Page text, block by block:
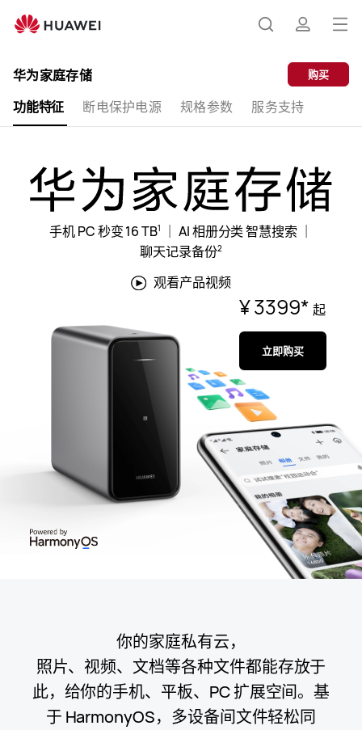
索
介
打
开
菜
华为家庭存储
功能特征
断电保护电源 规格参数 服务支持
购买
手机 PC 秒变 16 TB1 AI 相册分类 智慧搜索
聊天记录备份2
观看产品视频
¥ 3399* 起
立即购买
你的家庭私有云，
照片、视频、文档等各种文件都能存放于
此，给你的手机、平板、PC 扩展空⁠间。 基
于 HarmonyOS，多设备间文件轻松同